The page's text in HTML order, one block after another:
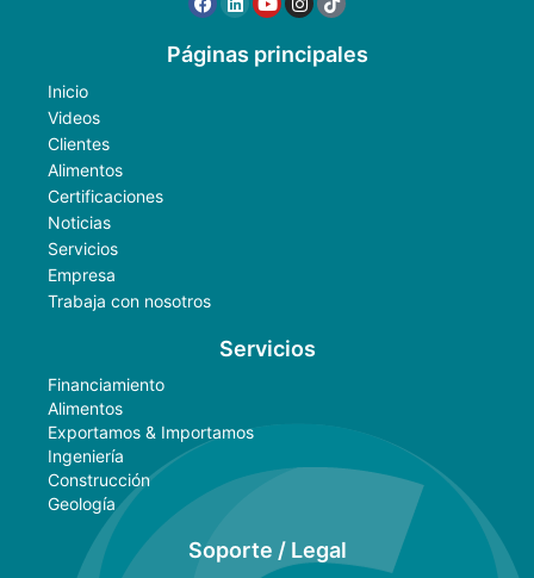
Páginas principales
Inicio
Videos
Clientes
Alimentos
Certificaciones
Noticias
Servicios
Empresa
Trabaja con nosotros
Servicios
Financiamiento
Alimentos
Exportamos & Importamos
Ingeniería
Construcción
Geología
Soporte / Legal